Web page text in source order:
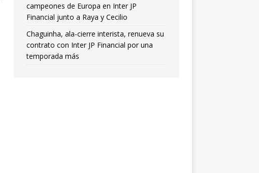
campeones de Europa en Inter JP
Financial junto a Raya y Cecilio
Chaguinha, ala-cierre interista, renueva su
contrato con Inter JP Financial por una
temporada más